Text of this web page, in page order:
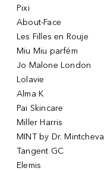
Pixi
About-Face
Les Filles en Rouje
Miu Miu parfém
Jo Malone London
Lolavie
Alma K
Pai Skincare
Miller Harris
MINT by Dr. Mintcheva
Tangent GC
Elemis